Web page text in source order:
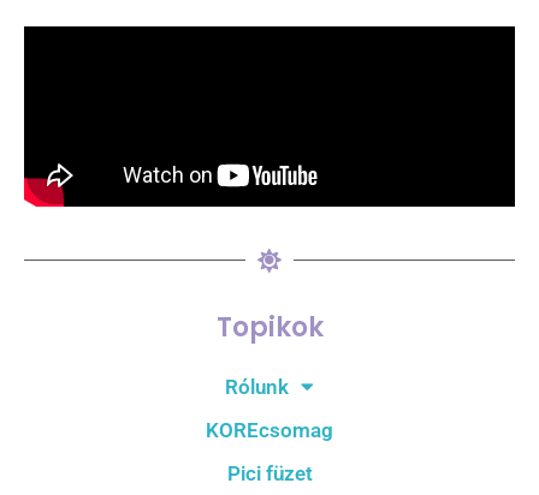
Topikok
Rólunk
KOREcsomag
Pici füzet